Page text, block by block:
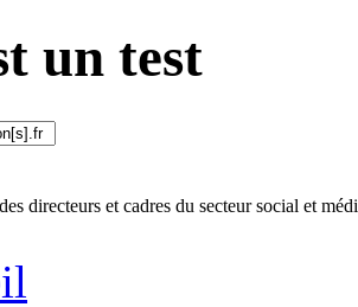
un test
directeurs et cadres du secteur social et